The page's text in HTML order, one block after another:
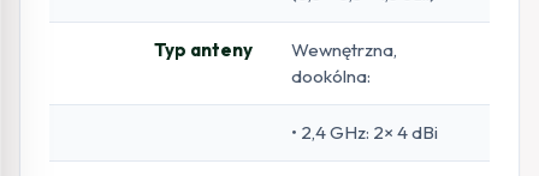
Typ anteny
Wewnętrzna,
dookólna:
• 2,4 GHz: 2× 4 dBi